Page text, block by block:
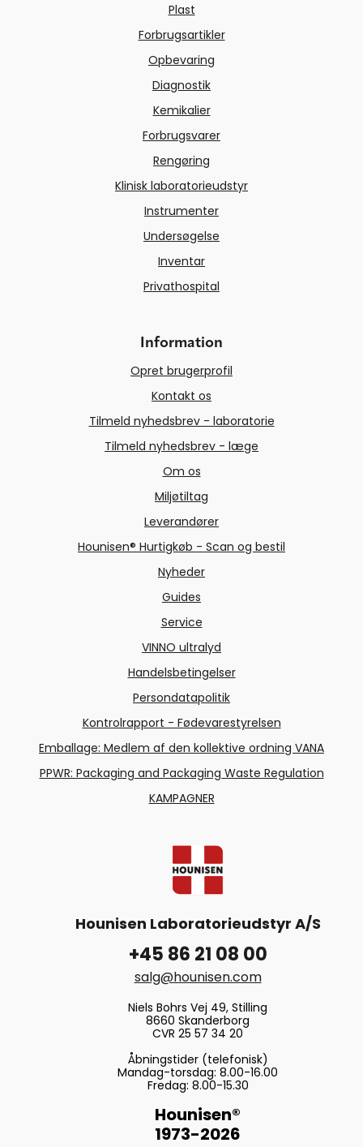
Plast
Forbrugsartikler
Opbevaring
Diagnostik
Kemikalier
Forbrugsvarer
Rengøring
Klinisk laboratorieudstyr
Instrumenter
Undersøgelse
Inventar
Privathospital
Information
Opret brugerprofil
Kontakt os
Tilmeld nyhedsbrev - laboratorie
Tilmeld nyhedsbrev - læge
Om os
Miljøtiltag
Leverandører
Hounisen® Hurtigkøb - Scan og bestil
Nyheder
Guides
Service
VINNO ultralyd
Handelsbetingelser
Persondatapolitik
Kontrolrapport - Fødevarestyrelsen
Emballage: Medlem af den kollektive ordning VANA
PPWR: Packaging and Packaging Waste Regulation
KAMPAGNER
Hounisen Laboratorieudstyr A/S
+45 86 21 08 00
salg@hounisen.com
Niels Bohrs Vej 49, Stilling
8660 Skanderborg
CVR 25 57 34 20
Åbningstider (telefonisk)
Mandag-torsdag: 8.00-16.00
Fredag: 8.00-15.30
Hounisen®
1973-2026